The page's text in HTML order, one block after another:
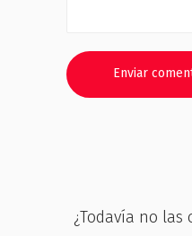
¿Todavía no las